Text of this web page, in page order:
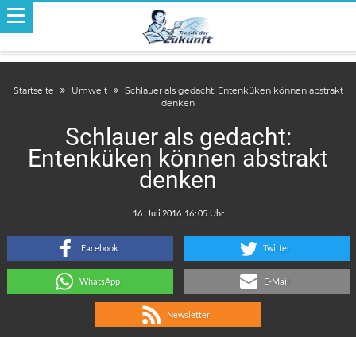
Startseite Umwelt
Schlauer als gedacht: Entenküken können abstrakt
denken
Schlauer als gedacht:
Entenküken können abstrakt
denken
:
Facebook Twitter
WhatsApp E-Mail
Newsletter